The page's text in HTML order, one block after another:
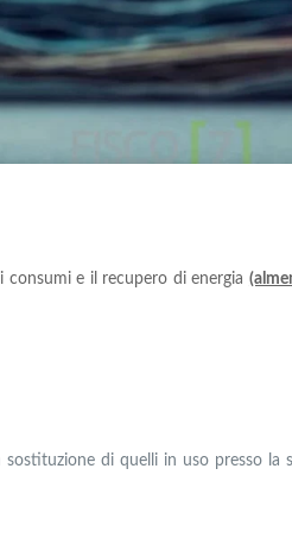
e il recupero di energia
sostituzione di quelli in uso presso la